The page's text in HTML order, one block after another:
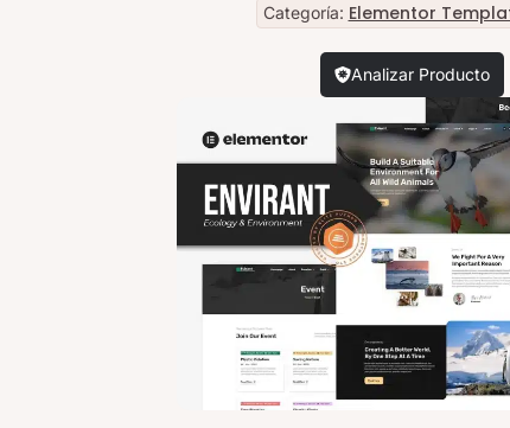
Categoría: Elementor
Analizar Producto